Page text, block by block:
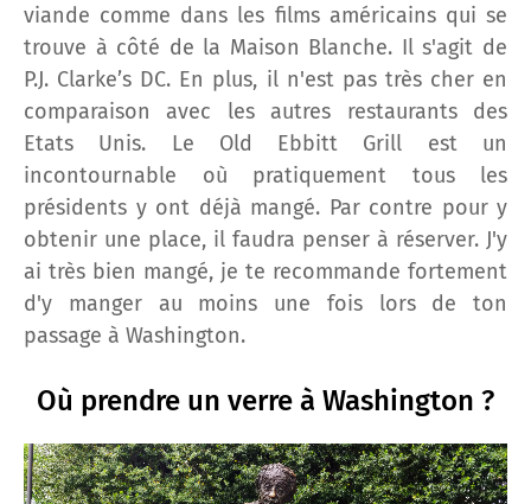
viande comme dans les films américains qui se
trouve à côté de la Maison Blanche. Il s'agit de
P.J. Clarke’s DC. En plus, il n'est pas très cher en
comparaison avec les autres restaurants des
Etats Unis. Le Old Ebbitt Grill est un
incontournable où pratiquement tous les
présidents y ont déjà mangé. Par contre pour y
obtenir une place, il faudra penser à réserver. J'y
ai très bien mangé, je te recommande fortement
d'y manger au moins une fois lors de ton
passage à Washington.
Où prendre un verre à Washington ?